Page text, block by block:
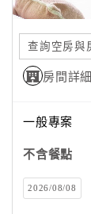
商
品
宣
傳
查詢空房與
房間詳
一般專案
不含餐點
2026/08/08